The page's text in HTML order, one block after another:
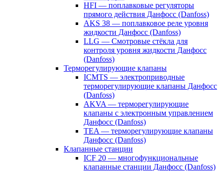
HFI — поплавковые регуляторы
прямого действия Данфосс (Danfoss)
AKS 38 — поплавковое реле уровня
жидкости Данфосс (Danfoss)
LLG — Смотровые стёкла для
контроля уровня жидкости Данфосс
(Danfoss)
Терморегулирующие клапаны
ICMTS — электроприводные
терморегулирующие клапаны Данфосс
(Danfoss)
AKVA — терморегулирующие
клапаны с электронным управлением
Данфосс (Danfoss)
TEA — терморегулирующие клапаны
Данфосс (Danfoss)
Клапанные станции
ICF 20 — многофункциональные
клапанные станции Данфосс (Danfoss)